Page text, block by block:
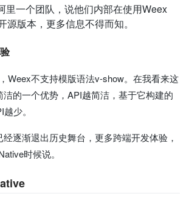
里一个团队，说他们内部在使用Weex
源版本，更多信息不得而知。
Weex不支持模版语法v-show。在我看来这
的一个优势，API越简洁，基于它构建的
少。
逐渐退出历史舞台，更多跨端开发体验，
时候说。